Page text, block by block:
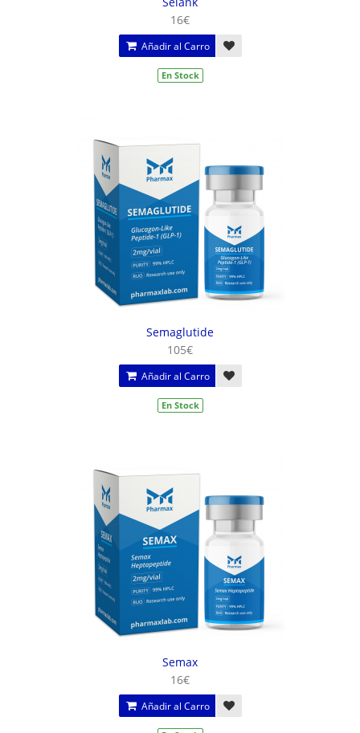
16€
Añadir al Carro
En Stock
Semaglutide
105€
Añadir al Carro
En Stock
Semax
16€
Añadir al Carro